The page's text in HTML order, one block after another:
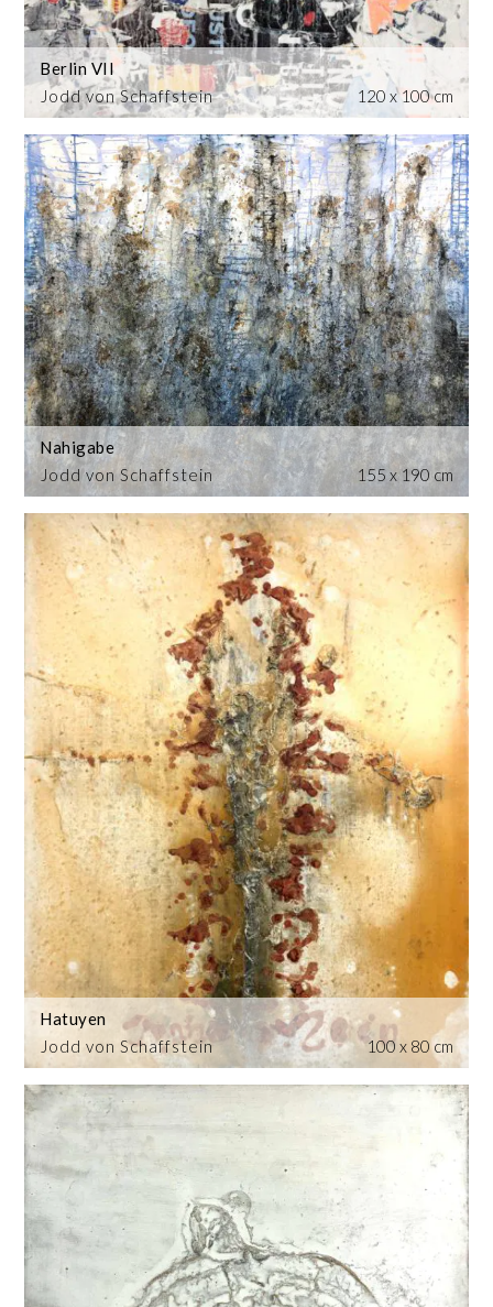
Jodd von Schaffstein
Berlin VII
120 x 100 cm
Jodd von Schaffstein
Nahigabe
155 x 190 cm
Jodd von Schaffstein
Hatuyen
100 x 80 cm